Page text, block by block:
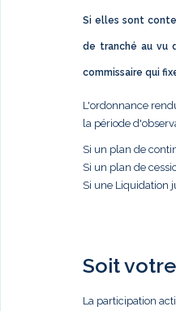
Si elles sont
de tranché au vu
commissaire qui
L'ordonnance
la période
Si un plan de
Si un plan de
Si une Liquidation
Soit
La participation